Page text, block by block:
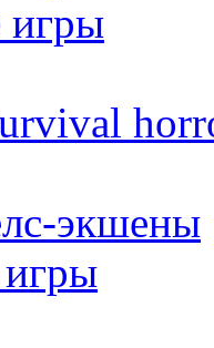
игры
экшены